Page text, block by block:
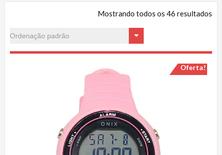
Mostrando todos os 46 resultados
Oferta!